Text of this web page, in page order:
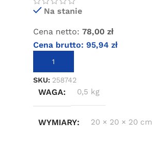
Na stanie
Cena netto: 78,00 zł
Cena brutto: 95,94 zł
DODAJ DO KOSZYKA
SKU: 258742
WAGA 0,5 kg
WYMIARY 20 × 20 × 20 cm